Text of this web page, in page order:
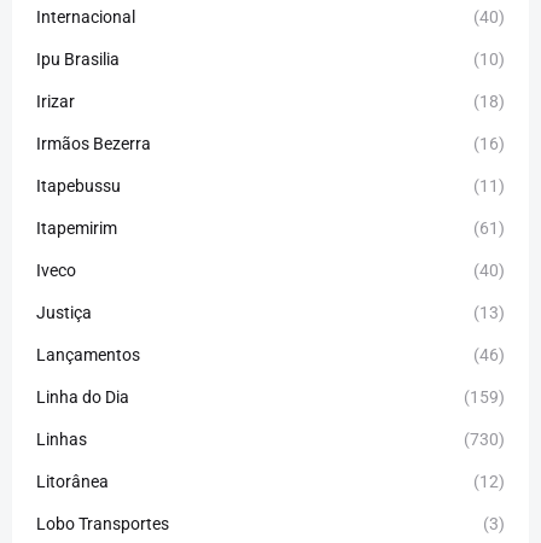
Internacional (40)
Ipu Brasilia (10)
Irizar (18)
Irmãos Bezerra (16)
Itapebussu (11)
Itapemirim (61)
Iveco (40)
Justiça (13)
Lançamentos (46)
Linha do Dia (159)
Linhas (730)
Litorânea (12)
Lobo Transportes (3)